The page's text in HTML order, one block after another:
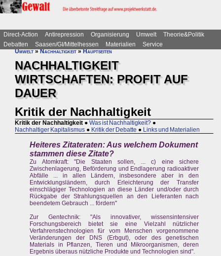
Direct-Action Antirepression Organisierung Umwelt
Theorie&Politik
Debatten
Saasen/GI/Mittelhessen Materialien
Service
Umwelt»Nachhaltigkeit»Hauptseiten
NACHHALTIGKEIT
WIRTSCHAFTEN: PROFIT AUF
DAUER
Kritik der Nachhaltigkeit
Kritik der Nachhaltigkeit ● Was ist Nachhaltigkeit? ●
Nachhaltiger Kapitalismus ● Kritik der Debatte ● Links und Materialien
Heiteres Zitateraten: Aus welchem Dokument
stammen diese Zitate?
Zu Atomkraft: "Die Staaten sollen, ... c) eine sichere
Zwischenlagerung, Beförderung und Endlagerung radioaktiver
Abfälle ... in allen Ländern, insbesondere aber in den
Entwicklungsländern, durch Erleichterung der Transfer
einschlägiger Technologien an diese Länder und/oder durch
Rückgabe der Strahlungsquellen an den Lieferanten nach
beendetem Gebrauch ... fördern"
Zur Gentechnik: "Als innovativer, wissensintensiver
Forschungsbereich bietet sie eine Vielzahl nützlicher
Verfahrenstechnologien für vom Menschen vorgenommene
Veränderungen der DNS (Erbgut), oder des genetischen
Materials in Pflanzen, Tieren und Mikroorganismen, deren
Ergebnis überaus nützliche Produkte und Technologien sind".